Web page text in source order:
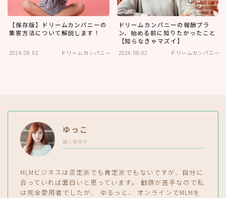
【保存版】ドリームカンパニーの
集客方法について解説します！
2024.08.02 ドリームカンパニー
ドリームカンパニーの報酬プラ
ン、始める前に知りたかったこと
【知らなきゃマズイ】
2024.08.02 ドリームカンパニー
ゆっこ
個人事業主
MLMビジネスは否定派でも肯定派でもないですが、自分に
合っていれば面白いと思っています。 勧誘が苦手なので私
は完全愛用者でしたが、 ゆるっと、 オンラインでMLMを